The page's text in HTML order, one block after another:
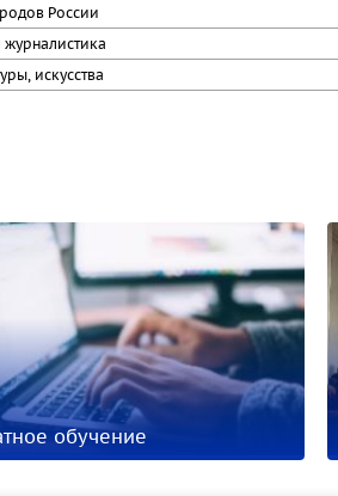
России
искусства
обучение